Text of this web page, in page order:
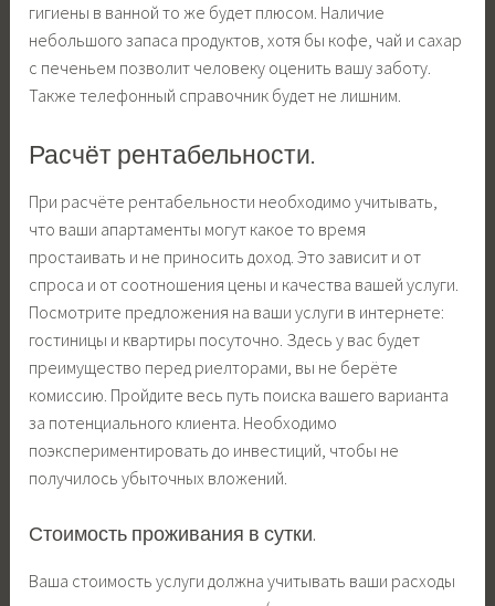
гигиены в ванной то же будет плюсом. Наличие
небольшого запаса продуктов, хотя бы кофе, чай и сахар
с печеньем позволит человеку оценить вашу заботу.
Также телефонный справочник будет не лишним.
Расчёт рентабельности.
При расчёте рентабельности необходимо учитывать,
что ваши апартаменты могут какое то время
простаивать и не приносить доход. Это зависит и от
спроса и от соотношения цены и качества вашей услуги.
Посмотрите предложения на ваши услуги в интернете:
гостиницы и квартиры посуточно. Здесь у вас будет
преимущество перед риелторами, вы не берёте
комиссию. Пройдите весь путь поиска вашего варианта
за потенциального клиента. Необходимо
поэкспериментировать до инвестиций, чтобы не
получилось убыточных вложений.
Стоимость проживания в сутки.
Ваша стоимость услуги должна учитывать ваши расходы